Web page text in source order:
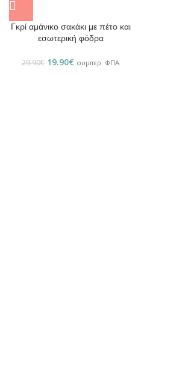
Γκρί αμάνικο σακάκι με πέτο και
εσωτερική φόδρα
29.90€ 19.90€ συμπερ. ΦΠΑ